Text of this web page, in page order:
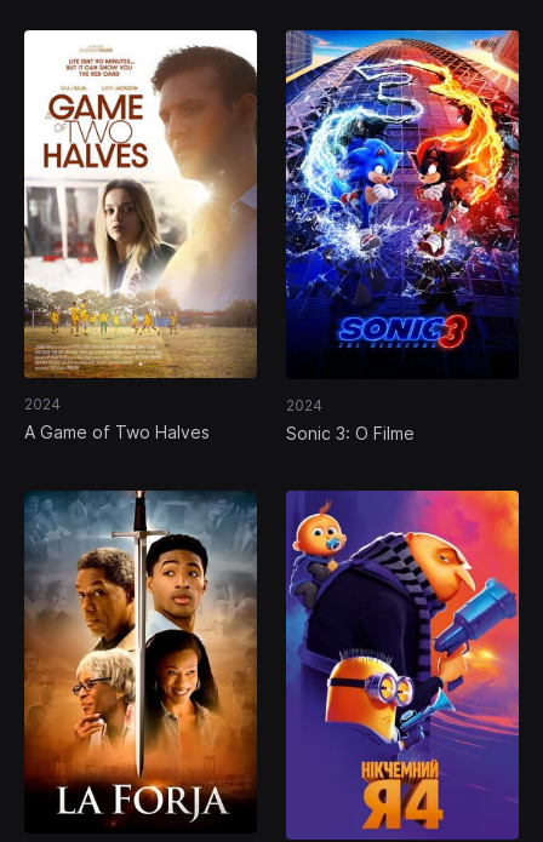
2024
A Game of Two Halves
2024
Sonic 3: O Filme